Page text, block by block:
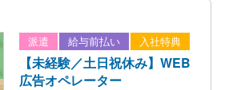
派遣 給与前払い 入社特典
【未経験／土日祝休み】WEB
広告オペレーター